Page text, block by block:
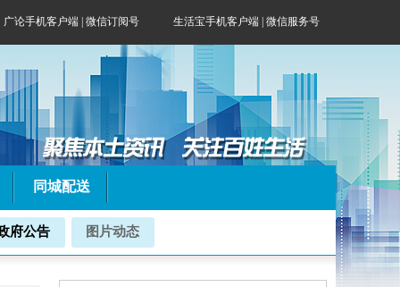
广论手机客户端 微信订阅号 生活宝手机客户端 | 微信服务号
同城配送
府公告 图片动态